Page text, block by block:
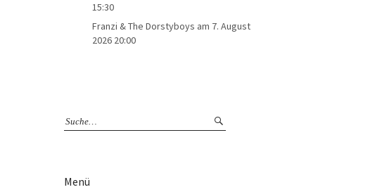
15:30
Franzi & The Dorstyboys am 7. August
2026 20:00
Menü